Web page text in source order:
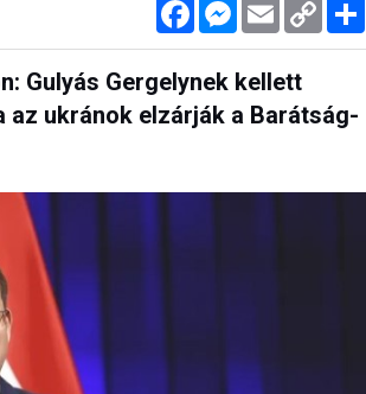
Link
Gulyás Gergelynek kellett
az ukránok elzárják a Barátság-